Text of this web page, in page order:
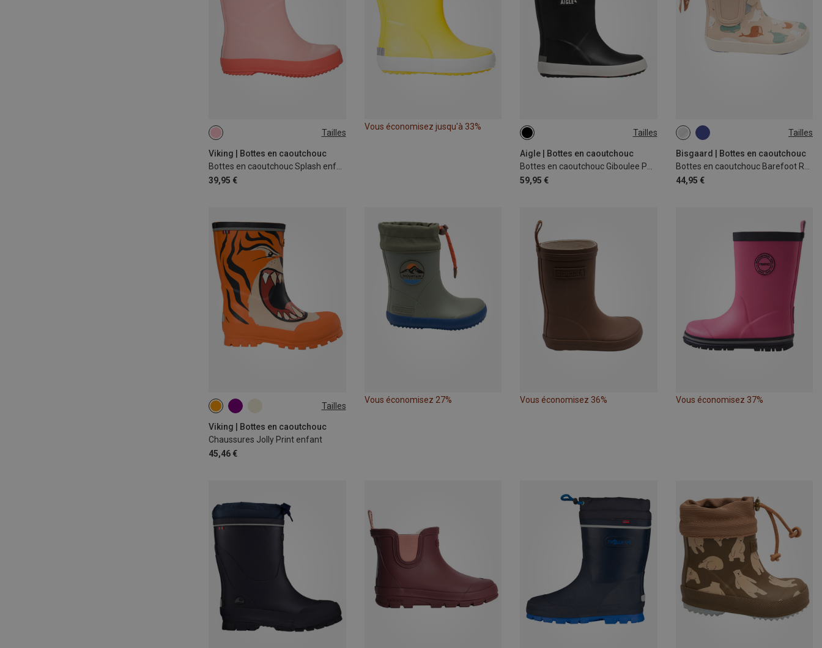
Tailles
Viking | Bottes en caoutchouc
Bottes en caoutchouc Splash enfant
39,95 €
Vous économisez jusqu'à 33%
Tailles
Aigle | Bottes en caoutchouc
Bottes en caoutchouc Giboulee PT 2 enfant
59,95 €
Tailles
Bisgaard | Bottes en caoutchouc
Bottes en caoutchouc Barefoot Rubber enfant
44,95 €
26 27
Tailles
Viking | Bottes en caoutchouc
Chaussures Jolly Print enfant
45,46 €
Vous économisez 27% Vous économisez 36% Vous économisez 37%